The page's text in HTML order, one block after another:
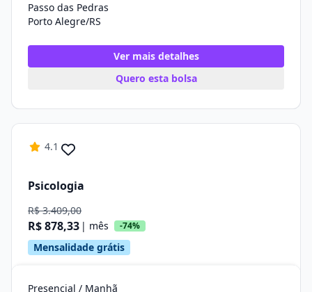
Passo das Pedras
Porto Alegre/RS
Ver mais detalhes
Quero esta bolsa
4.1
Psicologia
R$ 3.409,00
R$ 878,33 | mês -74%
Mensalidade grátis
Presencial / Manhã